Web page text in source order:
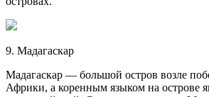
9. Мадагаскар
Мадагаскар — большой остров возле
Африки, а коренным языком на острове